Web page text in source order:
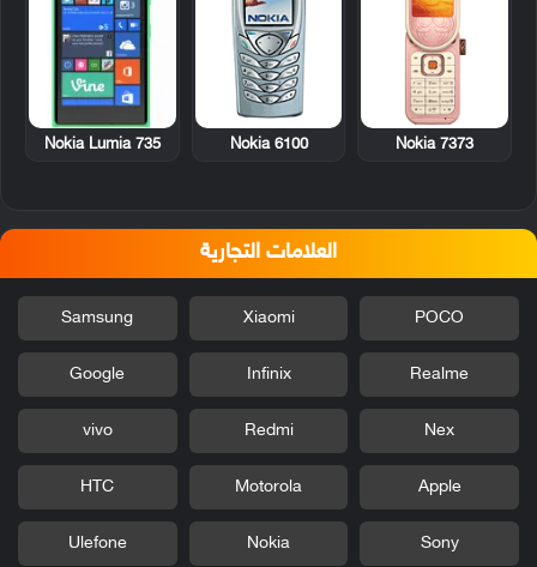
Nokia 7373
Nokia 6100
Nokia Lumia 735
العلامات التجارية
POCO
Xiaomi
Samsung
Realme
Infinix
Google
Nex
Redmi
vivo
Apple
Motorola
HTC
Sony
Nokia
Ulefone